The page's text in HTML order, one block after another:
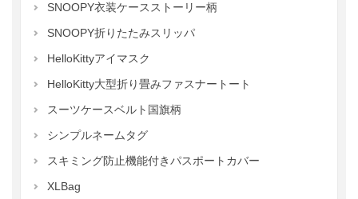
SNOOPY衣装ケースストーリー柄
SNOOPY折りたたみスリッパ
HelloKittyアイマスク
HelloKitty大型折り畳みファスナートート
スーツケースベルト国旗柄
シンプルネームタグ
スキミング防止機能付きパスポートカバー
XLBag